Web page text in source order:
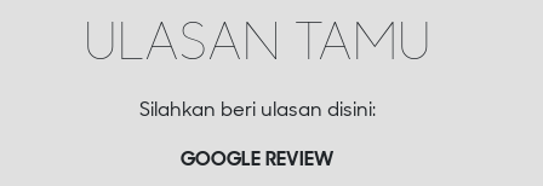
ULASAN TAMU
Silahkan beri ulasan disini:
GOOGLE REVIEW